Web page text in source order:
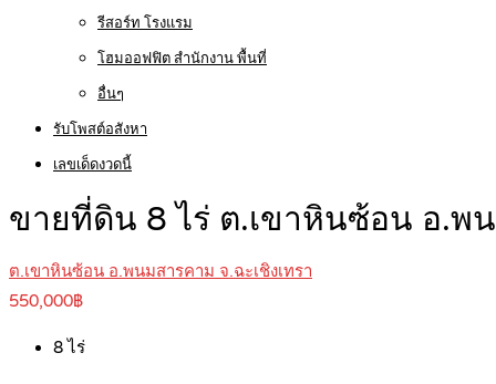
รีสอร์ท โรงแรม
โฮมออฟฟิต สำนักงาน พื้นที่
อื่นๆ
รับโพสต์อสังหา
เลขเด็ดงวดนี้
ขายที่ดิน 8 ไร่ ต.เขาหินซ้อน อ.พ
ต.เขาหินซ้อน อ.พนมสารคาม จ.ฉะเชิงเทรา
550,000฿
8ไร่